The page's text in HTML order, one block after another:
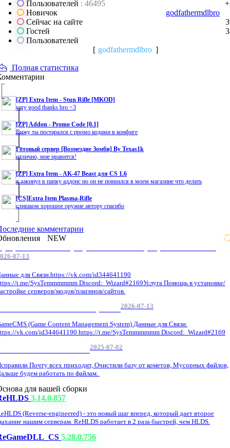
Пользователей : 46495
Новичок
godfathermdlbro
Сейчас на сайте
Гостей
Пользователей
[ godfathermdlbro ]
Полная статистика
[ZP] Extra Item - Stun Rifle [MKOD]
very good thanks bro <3
[ZP] Addon - Promo Code [0.1]
Вижу ты постарался с промо кодами в конфиге
Готовый сервер [Возмездие Зомби] By Texas1k
отлично, мне нравится!
[ZP] Extra Item - AK-47 Beast для CS 1.6
я закинул в папку аддонс но он не появился в моем магазине что делать
[CS]Extra Item Plasma-Rifle
слишком хорошое оружие автору спасибо
комментарии
NEW
07-13
для Связи.https://vk.com/id344641190
t.me/SysTemmmmmm Discord: Wizard#2169Услуга Помощь в установке/
серверов/модов/плагинов/сайтов.
2026-07-13
(Game Content Management System) Данные для Связи.
vk.com/id344641190 https://t.me/SysTemmmmmm Discord: Wizard#2169
2025-07-02
Почту всех приходит, Очистили базу от кометов, Мусорных файлов,
будем работать по файлам.
для вашей сборки
3.14.0.857
(Reverse-engineered) - это новый шаг вперед, который дает второе
нашим серверам. ReHLDS работает в 2 раза быстрей, чем HLDS.
5.28.0.756